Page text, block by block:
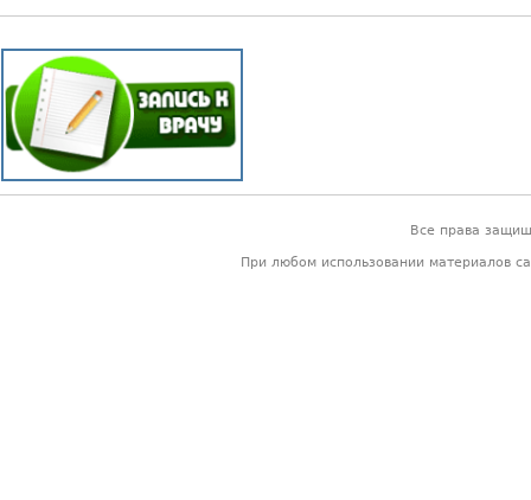
Все права
При любом использовании материалов